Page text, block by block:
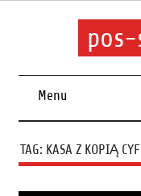
Menu
TAG: KASA Z KOPIĄ